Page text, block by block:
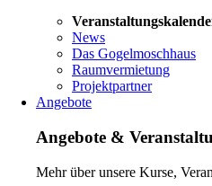
Navigation
überspringen
News
Das Gogelmoschhaus
Raumvermietung
Projektpartner
Angebote
Angebote &
Mehr über unsere Kurse,